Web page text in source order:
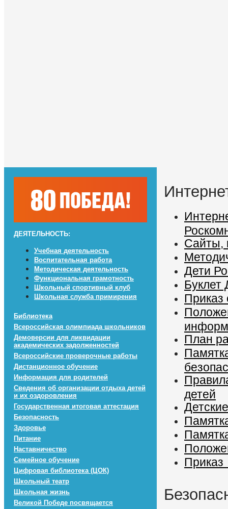
ДЕЯТЕЛЬНОСТЬ:
Учебная деятельность
Воспитательная работа
Методическая деятельность
Функциональная грамотность
Школьный спортивный клуб
Школьная служба примирения
Библиотека
Всероссийская олимпиада школьников
Демоверсии для ликвидации
академических задолженностей
Всероссийские проверочные работы
Дистанционное обучение
Информация для родителей
Сведения об организации отдыха детей
и их оздоровления
Государственная итоговая аттестация
Безопасность
Здоровье
Питание
Наставничество
Семейное обучение
Цифровая библиотека (ЦОК)
Школьный театр
Школьная жизнь
Великой Победе посвящается
Cайты,
Дети
Буклет
Приказ
План
детей
Приказ